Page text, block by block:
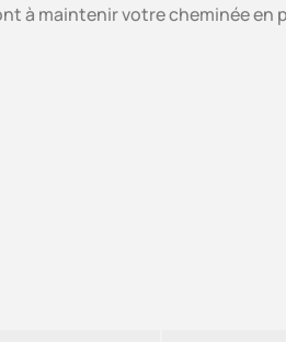
à maintenir votre cheminée